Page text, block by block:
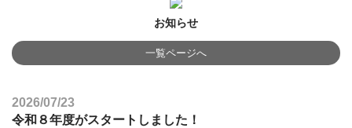
お知らせ
一覧ページへ
2026/07/23
令和８年度がスタートしました！